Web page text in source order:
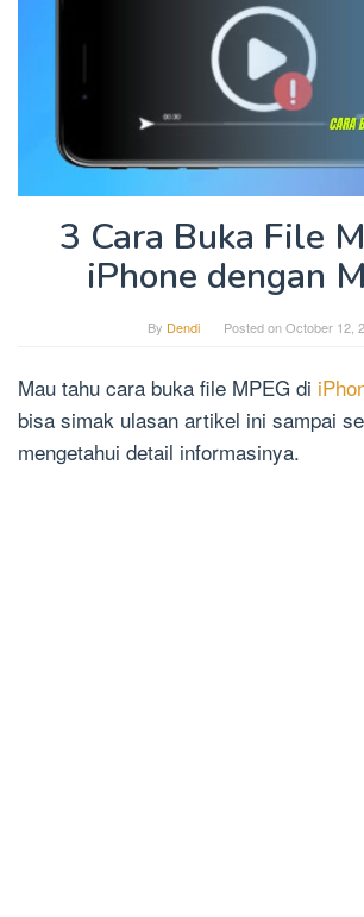
3 Cara Buka File
iPhone dengan
By Dendi Posted onOctober 12,
Mau tahu cara buka file MPEG di
bisa simak ulasan artikel ini sampai
mengetahui detail informasinya.